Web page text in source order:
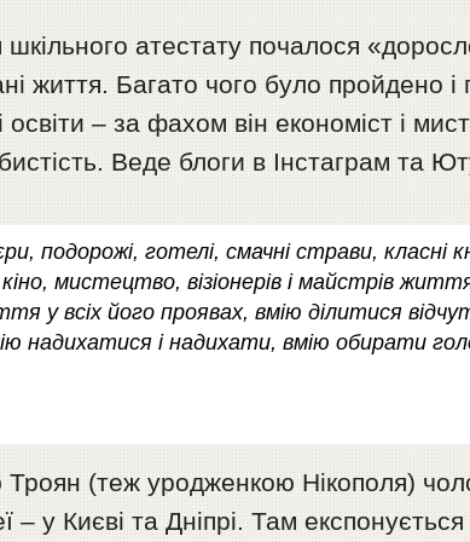
атестату почалося
життя. Багато чого було пройдено
– за фахом він економіст і
Веде блоги в Інстаграм та
подорожі, готелі, смачні страви, класні
мистецтво, візіонерів і майстрів
у всіх його проявах, вмію ділитися
надихатися і надихати, вмію обирати
(теж уродженкою Нікополя)
– у Києві та Дніпрі. Там